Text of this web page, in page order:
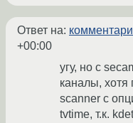
Ответ на:
+00:00
угу, но с
каналы, хотя
scanner с
tvtime, т.к.